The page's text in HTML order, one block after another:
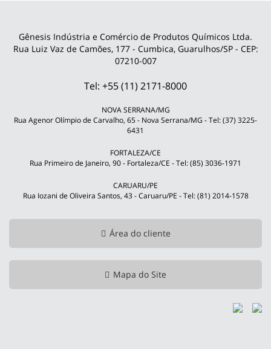
Gênesis Indústria e Comércio de Produtos Químicos Ltda.
Rua Luiz Vaz de Camões, 177 - Cumbica, Guarulhos/SP - CEP:
07210-007
Tel: +55 (11) 2171-8000
NOVA SERRANA/MG
Rua Agenor Olímpio de Carvalho, 65 - Nova Serrana/MG - Tel: (37) 3225-
6431
FORTALEZA/CE
Rua Primeiro de Janeiro, 90 - Fortaleza/CE - Tel: (85) 3036-1971
CARUARU/PE
Rua Iozani de Oliveira Santos, 43 - Caruaru/PE - Tel: (81) 2014-1578
Área do cliente
Mapa do Site